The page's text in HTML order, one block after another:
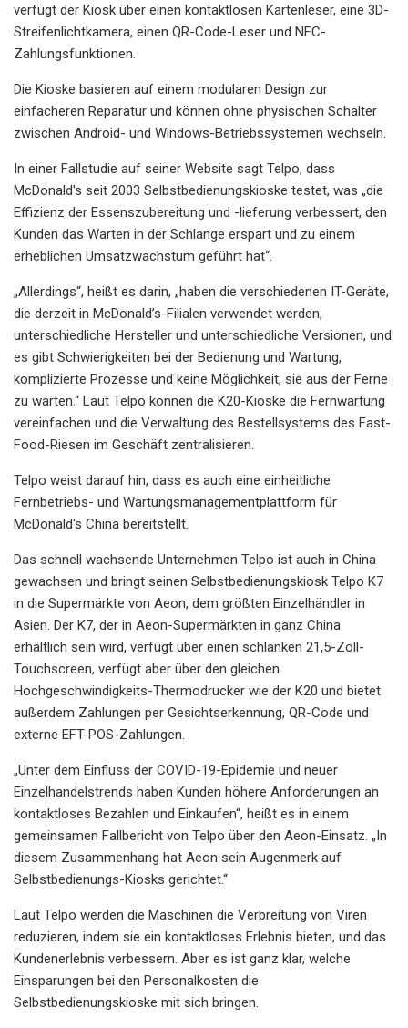
verfügt der Kiosk über einen kontaktlosen Kartenleser, eine 3D-
Streifenlichtkamera, einen QR-Code-Leser und NFC-
Zahlungsfunktionen.
Die Kioske basieren auf einem modularen Design zur
einfacheren Reparatur und können ohne physischen Schalter
zwischen Android- und Windows-Betriebssystemen wechseln.
In einer Fallstudie auf seiner Website sagt Telpo, dass
McDonald's seit 2003 Selbstbedienungskioske testet, was „die
Effizienz der Essenszubereitung und -lieferung verbessert, den
Kunden das Warten in der Schlange erspart und zu einem
erheblichen Umsatzwachstum geführt hat“.
„Allerdings“, heißt es darin, „haben die verschiedenen IT-Geräte,
die derzeit in McDonald’s-Filialen verwendet werden,
unterschiedliche Hersteller und unterschiedliche Versionen, und
es gibt Schwierigkeiten bei der Bedienung und Wartung,
komplizierte Prozesse und keine Möglichkeit, sie aus der Ferne
zu warten.“ Laut Telpo können die K20-Kioske die Fernwartung
vereinfachen und die Verwaltung des Bestellsystems des Fast-
Food-Riesen im Geschäft zentralisieren.
Telpo weist darauf hin, dass es auch eine einheitliche
Fernbetriebs- und Wartungsmanagementplattform für
McDonald's China bereitstellt.
Das schnell wachsende Unternehmen Telpo ist auch in China
gewachsen und bringt seinen Selbstbedienungskiosk Telpo K7
in die Supermärkte von Aeon, dem größten Einzelhändler in
Asien. Der K7, der in Aeon-Supermärkten in ganz China
erhältlich sein wird, verfügt über einen schlanken 21,5-Zoll-
Touchscreen, verfügt aber über den gleichen
Hochgeschwindigkeits-Thermodrucker wie der K20 und bietet
außerdem Zahlungen per Gesichtserkennung, QR-Code und
externe EFT-POS-Zahlungen.
„Unter dem Einfluss der COVID-19-Epidemie und neuer
Einzelhandelstrends haben Kunden höhere Anforderungen an
kontaktloses Bezahlen und Einkaufen“, heißt es in einem
gemeinsamen Fallbericht von Telpo über den Aeon-Einsatz. „In
diesem Zusammenhang hat Aeon sein Augenmerk auf
Selbstbedienungs-Kiosks gerichtet.“
Laut Telpo werden die Maschinen die Verbreitung von Viren
reduzieren, indem sie ein kontaktloses Erlebnis bieten, und das
Kundenerlebnis verbessern. Aber es ist ganz klar, welche
Einsparungen bei den Personalkosten die
Selbstbedienungskioske mit sich bringen.